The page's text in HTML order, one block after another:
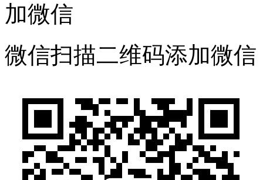
加微信
微信扫描二维码添加微信